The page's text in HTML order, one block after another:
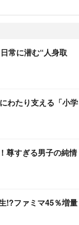
常に潜む“人身取
わたり支える「小学
尊すぎる男子の純情
!?ファミマ45％増量